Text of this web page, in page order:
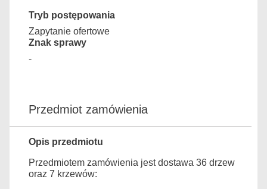
Tryb postępowania
Zapytanie ofertowe
Znak sprawy
-
Przedmiot zamówienia
Opis przedmiotu
Przedmiotem zamówienia jest dostawa 36 drzew
oraz 7 krzewów: